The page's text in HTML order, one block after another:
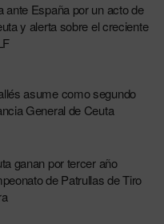
ante España por un acto de
y alerta sobre el creciente
asume como segundo
General de Ceuta
ganan por tercer año
de Patrullas de Tiro